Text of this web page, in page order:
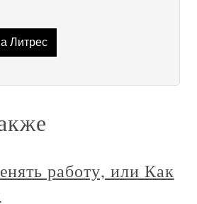
Литрес
работу, или Как